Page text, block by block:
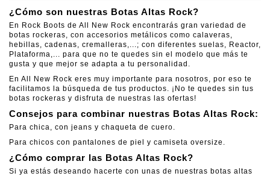
¿Cómo son nuestras Botas Altas Rock?
En Rock Boots de All New Rock encontrarás gran variedad de
botas rockeras, con accesorios metálicos como calaveras,
hebillas, cadenas, cremalleras,...; con diferentes suelas, Reactor,
Plataforma,... para que no te quedes sin el modelo que más te
gusta y que mejor se adapta a tu personalidad.
En All New Rock eres muy importante para nosotros, por eso te
facilitamos la búsqueda de tus productos. ¡No te quedes sin tus
botas rockeras y disfruta de nuestras las ofertas!
Consejos para combinar nuestras Botas Altas Rock:
Para chica, con jeans y chaqueta de cuero.
Para chicos con pantalones de piel y camiseta oversize.
¿Cómo comprar las Botas Altas Rock?
Si ya estás deseando hacerte con unas de nuestras botas altas